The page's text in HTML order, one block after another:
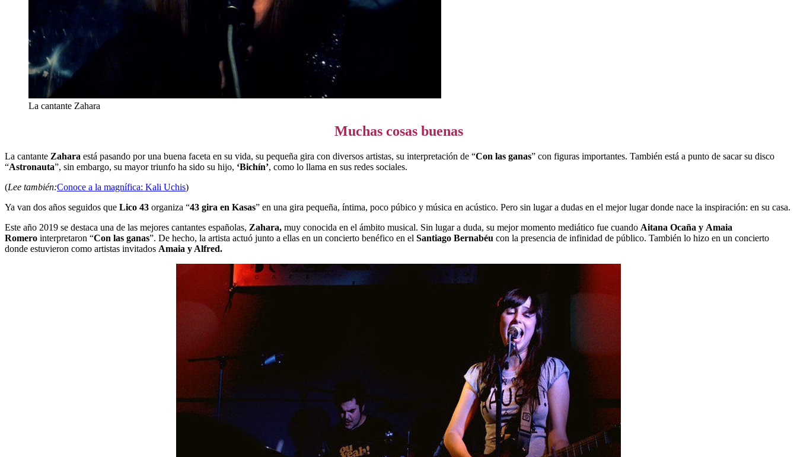
La cantante Zahara
Muchas cosas buenas
La cantante Zahara está pasando por una buena faceta en su vida, su pequeña gira con diversos artistas, su interpretación de “Con las ganas” con figuras importantes. También está a punto de sacar su disco
“Astronauta”, sin embargo, su mayor triunfo ha sido su hijo, ‘Bichín’, como lo llama en sus redes sociales.
(Lee también:Conoce a la magnífica: Kali Uchis)
Ya van dos años seguidos que Lico 43 organiza “43 gira en Kasas” en una gira pequeña, íntima, poco púbico y música en acústico. Pero sin lugar a dudas en el mejor lugar donde nace la inspiración: en su casa.
Este año 2019 se destaca una de las mejores cantantes españolas, Zahara, muy conocida en el ámbito musical. Sin lugar a duda, su mejor momento mediático fue cuando Aitana Ocaña y Amaia
Romero interpretaron “Con las ganas”. De hecho, la artista actuó junto a ellas en un concierto benéfico en el Santiago Bernabéu con la presencia de infinidad de público. También lo hizo en un concierto
donde estuvieron como artistas invitados Amaia y Alfred.